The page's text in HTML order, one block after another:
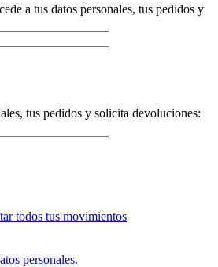
a tus datos personales, tus pedidos y
tus pedidos y solicita devoluciones:
todos tus movimientos
personales.